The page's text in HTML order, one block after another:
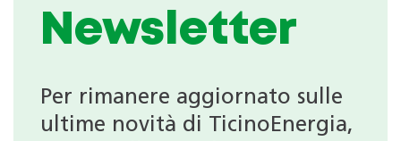
Newsletter
Per rimanere aggiornato sulle
ultime novità di TicinoEnergia,